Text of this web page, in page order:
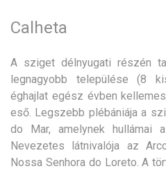
Calheta
A sziget délnyugati részén
legnagyobb települése (8
éghajlat egész évben
eső. Legszebb plébániája a
do Mar, amelynek hullámai
Nevezetes látnivalója az
Nossa Senhora do Loreto. A